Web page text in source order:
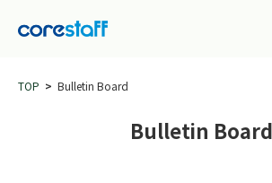
TOP Bulletin Board
Bulletin Board